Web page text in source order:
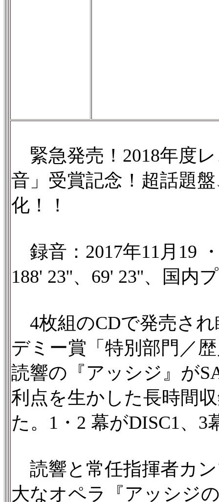
緊急発売！2018年度
音」受賞記念！超話題
化！！
録音：2017年11月19
188' 23''、69' 23''、国内
4枚組のCDで発売され
デミー賞「特別部門／
読響の『アッシジ』が
利点を生かした長時間
た。1・2 幕がDISC1、
読響と常任指揮者カ
大なオペラ『アッシジ